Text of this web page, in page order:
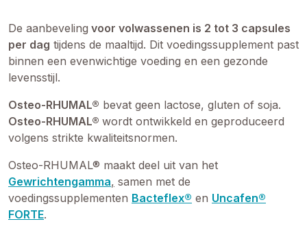
De aanbeveling voor volwassenen is 2 tot 3 capsules
per dag tijdens de maaltijd. Dit voedingssupplement past
binnen een evenwichtige voeding en een gezonde
levensstijl.
Osteo-RHUMAL® bevat geen lactose, gluten of soja.
Osteo-RHUMAL® wordt ontwikkeld en geproduceerd
volgens strikte kwaliteitsnormen.
Osteo-RHUMAL® maakt deel uit van het
Gewrichtengamma, samen met de
voedingssupplementen Bacteflex® en Uncafen®
FORTE.